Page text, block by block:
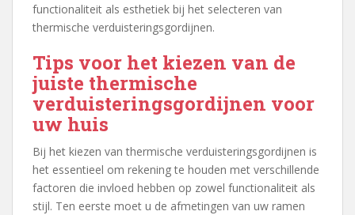
functionaliteit als esthetiek bij het selecteren van
thermische verduisteringsgordijnen.
Tips voor het kiezen van de
juiste thermische
verduisteringsgordijnen voor
uw huis
Bij het kiezen van thermische verduisteringsgordijnen is
het essentieel om rekening te houden met verschillende
factoren die invloed hebben op zowel functionaliteit als
stijl. Ten eerste moet u de afmetingen van uw ramen